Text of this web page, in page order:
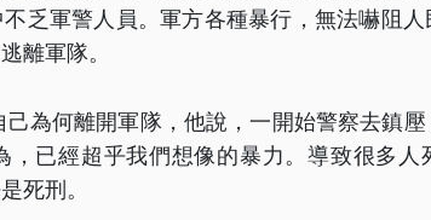
乏軍警人員。軍方各種暴行，無法嚇阻
逃離軍隊。
為何離開軍隊，他說，一開始警察去鎮
，已經超乎我們想像的暴力。導致很多人
死刑。